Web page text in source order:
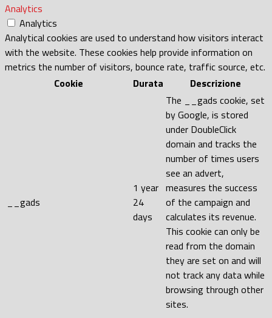
Analytics
Analytics
Analytical cookies are used to understand how visitors interact
with the website. These cookies help provide information on
metrics the number of visitors, bounce rate, traffic source, etc.
Cookie
Durata Descrizione
__gads
1 year
24
days
The __gads cookie, set
by Google, is stored
under DoubleClick
domain and tracks the
number of times users
see an advert,
measures the success
of the campaign and
calculates its revenue.
This cookie can only be
read from the domain
they are set on and will
not track any data while
browsing through other
sites.